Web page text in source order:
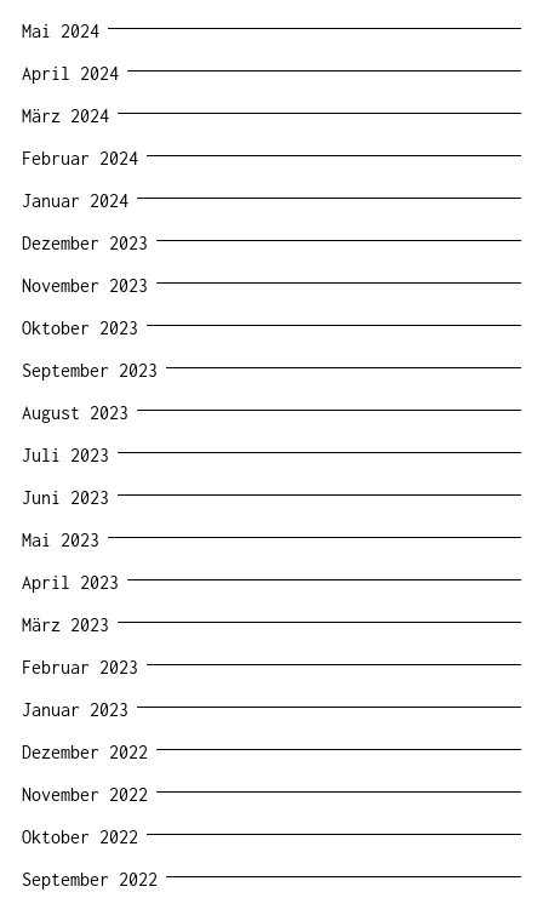
Mai 2024
April 2024
März 2024
Februar 2024
Januar 2024
Dezember 2023
November 2023
Oktober 2023
September 2023
August 2023
Juli 2023
Juni 2023
Mai 2023
April 2023
März 2023
Februar 2023
Januar 2023
Dezember 2022
November 2022
Oktober 2022
September 2022